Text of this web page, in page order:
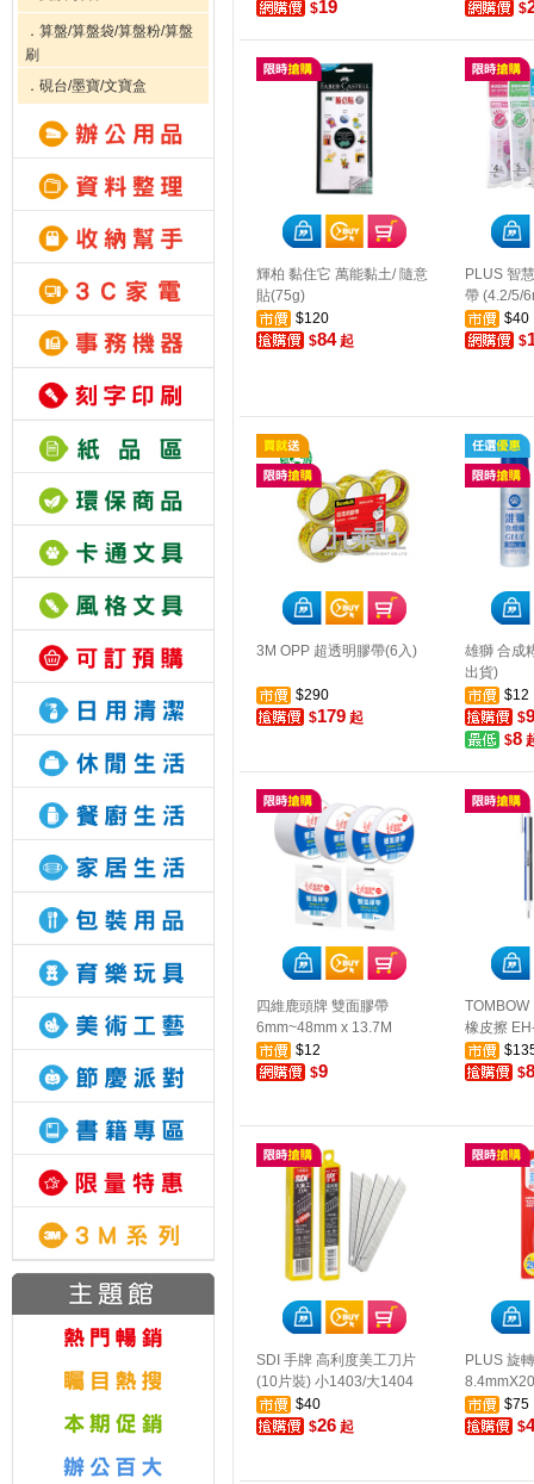
．算盤/算盤袋/算盤粉/算盤
刷
．硯台/墨寶/文寶盒
$19
$
輝柏 黏住它 萬能黏土/ 隨意
貼(75g)
$120
$84起
PLUS 智
帶 (4.2/5/
$40
$
3M OPP 超透明膠帶(6入)
$290
$179起
雄獅 合成
出貨)
$12
$9
$8
四維鹿頭牌 雙面膠帶
6mm~48mm x 13.7M
$12
$9
TOMBOW
橡皮擦
$
SDI 手牌 高利度美工刀片
(10片裝) 小1403/大1404
$40
$26起
PLUS 旋
$75
$